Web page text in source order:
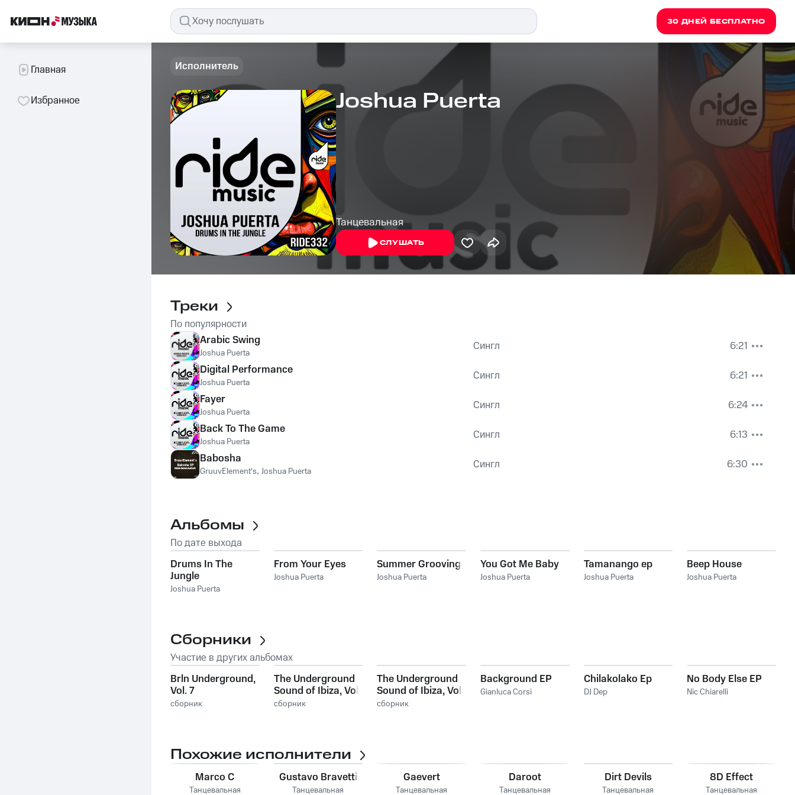
30 ДНЕЙ БЕСПЛАТНО
Главная
Избранное
Исполнитель
Joshua Puerta
Танцевальная
СЛУШАТЬ
Треки
По популярности
Arabic Swing
Joshua Puerta Сингл
6:21
Digital Performance
Joshua Puerta Сингл
6:21
Fayer
Joshua Puerta Сингл
6:24
Back To The Game
Joshua Puerta Сингл
6:13
Babosha
GruuvElement's, Joshua Puerta Сингл 6:30
Альбомы
По дате выхода
Drums In The
Jungle
Joshua Puerta
From Your Eyes
Joshua Puerta
Summer Grooving
Joshua Puerta
You Got Me Baby
Joshua Puerta
Tamanango ep
Joshua Puerta
Beep House
Joshua Puerta
Сборники
Участие в других альбомах
Brln Underground,
Vol. 7
сборник
The Underground
Sound of Ibiza, Vol.
2
сборник
The Underground
Sound of Ibiza, Vol.
2
сборник
Background EP
Gianluca Corsi
Chilakolako Ep
DJ Dep
No Body Else EP
Nic Chiarelli
Похожие исполнители
Marco C
Танцевальная
Gustavo Bravetti
Танцевальная
Gaevert
Танцевальная
Daroot
Танцевальная
Dirt Devils
Танцевальная
8D Effect
Танцевальная